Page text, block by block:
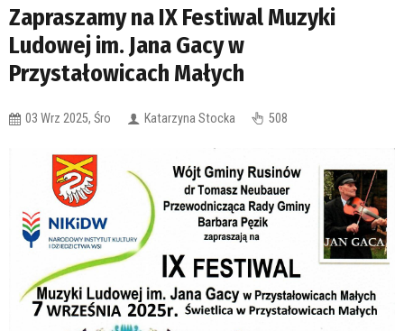
Zapraszamy na IX Festiwal Muzyki
Ludowej im. Jana Gacy w
Przystałowicach Małych
03 Wrz 2025, Śro Katarzyna Stocka 508